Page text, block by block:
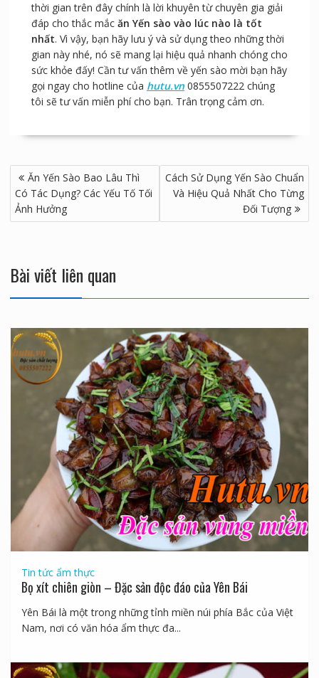
thời gian trên đây chính là lời khuyên từ chuyên gia giải
đáp cho thắc mắc ăn Yến sào vào lúc nào là tốt
nhất. Vì vậy, bạn hãy lưu ý và sử dụng theo những thời
gian này nhé, nó sẽ mang lại hiệu quả nhanh chóng cho
sức khỏe đấy! Cần tư vấn thêm về yến sào mời bạn hãy
gọi ngay cho hotline của hutu.vn0855507222 chúng
tôi sẽ tư vấn miễn phí cho bạn. Trân trọng cảm ơn.
Điều
hướng
bài
viết
Ăn Yến Sào Bao Lâu Thì
Có Tác Dụng? Các Yếu Tố Tối
Ảnh Hưởng
Cách Sử Dụng Yến Sào Chuẩn
Và Hiệu Quả Nhất Cho Từng
Đối Tượng
Bài viết liên quan
Tin tức ẩm thực
Bọ xít chiên giòn – Đặc sản độc đáo của Yên Bái
Yên Bái là một trong những tỉnh miền núi phía Bắc của Việt
Nam, nơi có văn hóa ẩm thực đa...